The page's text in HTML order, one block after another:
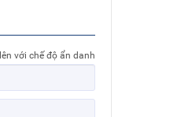
với chế độ ẩn danh